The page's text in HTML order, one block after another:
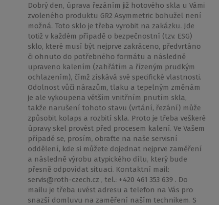
Dobrý den, úprava řezáním již hotového skla u Vámi
zvoleného produktu GR2 Asymmetric bohužel není
možná. Toto sklo je třeba vyrobit na zakázku. Jde
totiž v každém případě o bezpečnostní (tzv. ESG)
sklo, které musí být nejprve zakráceno, předvrtáno
či ohnuto do potřebného formátu a následně
upraveno kalením (zahřátím a řízeným prudkým
ochlazením), čímž získává své specifické vlastnosti.
Odolnost vůči nárazům, tlaku a tepelným změnám
je ale vykoupena větším vnitřním pnutím skla,
takže narušení tohoto stavu (vrtání, řezání) může
způsobit kolaps a rozbití skla. Proto je třeba veškeré
úpravy skel provést před procesem kalení. Ve Vašem
případě se, prosím, obraťte na naše servisní
oddělení, kde si můžete dojednat nejprve zaměření
a následně výrobu atypického dílu, který bude
přesně odpovídat situaci. Kontaktní mail:
servis@roth-czech.cz , tel.: +420 461 353 639 . Do
mailu je třeba uvést adresu a telefon na Vás pro
snazší domluvu na zaměření naším technikem. S